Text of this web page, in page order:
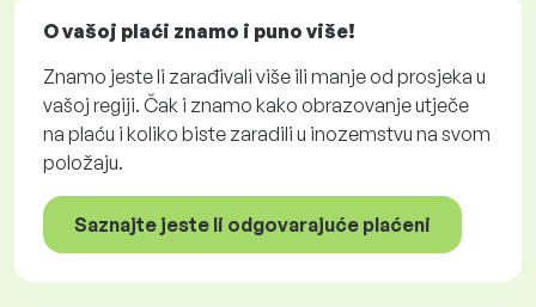
O vašoj plaći znamo i puno više!
Znamo jeste li zarađivali više ili manje od prosjeka u
vašoj regiji. Čak i znamo kako obrazovanje utječe
na plaću i koliko biste zaradili u inozemstvu na svom
položaju.
Saznajte jeste li odgovarajuće plaćeni